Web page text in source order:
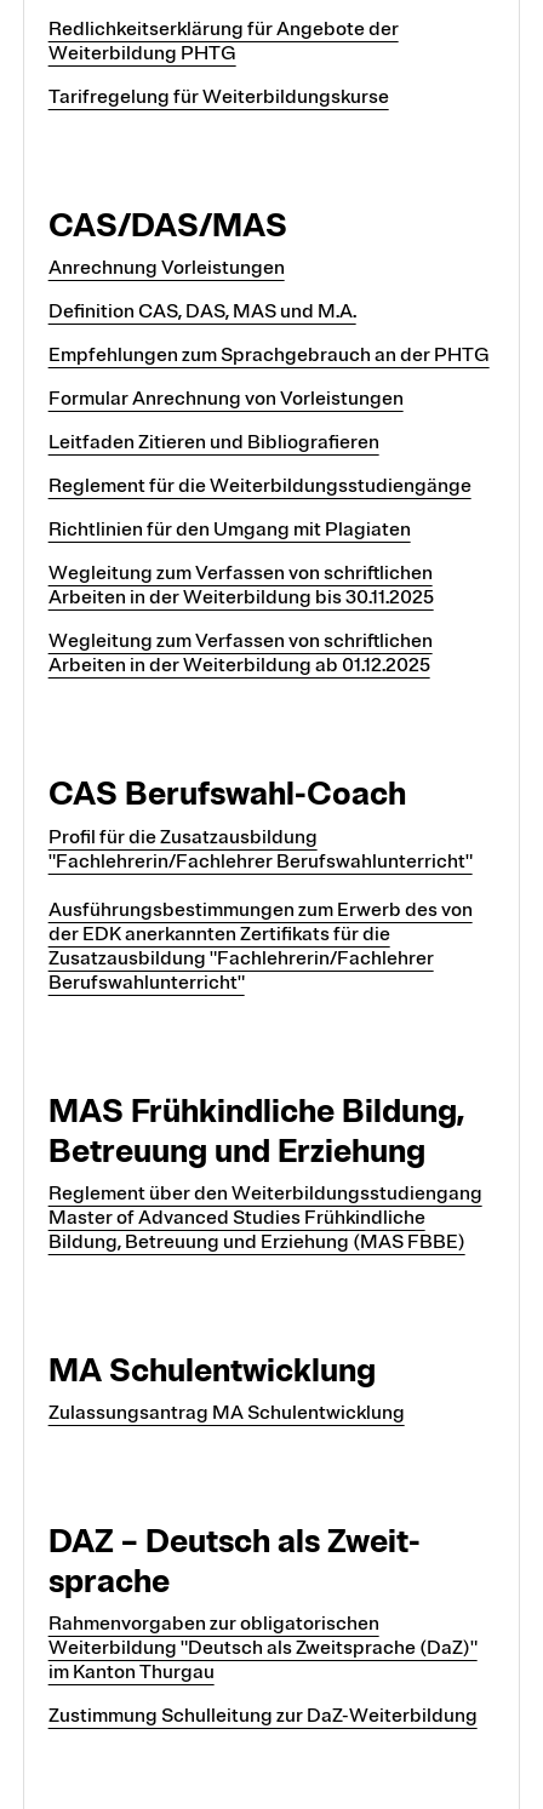
Digitalität und KI
Redlichkeitserklärung für Angebote der
Weiterbildung PHTG
Tarifregelung für Weiterbildungskurse
CAS/DAS/MAS
Anrechnung Vorleistungen
Definition CAS, DAS, MAS und M.A.
Empfehlungen zum Sprachgebrauch an der PHTG
Formular Anrechnung von Vorleistungen
Leitfaden Zitieren und Bibliografieren
Reglement für die Weiterbildungsstudiengänge
Richtlinien für den Umgang mit Plagiaten
Wegleitung zum Verfassen von schriftlichen
Arbeiten in der Weiterbildung bis 30.11.2025
Wegleitung zum Verfassen von schriftlichen
Arbeiten in der Weiterbildung ab 01.12.2025
CAS Berufswahl-Coach
Profil für die Zusatzausbildung
"Fachlehrerin/Fachlehrer Berufswahlunterricht"
Ausführungsbestimmungen zum Erwerb des von
der EDK anerkannten Zertifikats für die
Zusatzausbildung "Fachlehrerin/Fachlehrer
Berufswahlunterricht"
MAS Frühkindliche Bildung,
Betreuung und Erziehung
Reglement über den Weiterbildungsstudiengang
Master of Advanced Studies Frühkindliche
Bildung, Betreuung und Erziehung (MAS FBBE)
MA Schulentwicklung
Zulassungsantrag MA Schulentwicklung
DAZ – Deu­tsch als Zweit­
sprache
Rahmenvorgaben zur obligatorischen
Weiterbildung "Deutsch als Zweitsprache (DaZ)"
im Kanton Thurgau
Zustimmung Schulleitung zur DaZ-Weiterbildung